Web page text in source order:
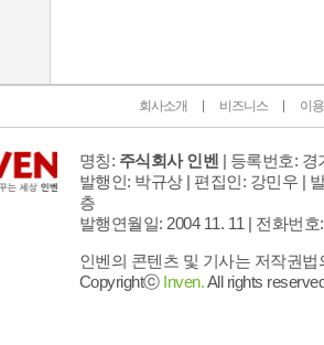
회사소개 비즈니스 이
명칭: 주식회사 인벤 | 등록번호: 경
발행인: 박규상 | 편집인: 강민우 |
층
발행연월일: 2004 11. 11 | 전화번호
인벤의 콘텐츠 및 기사는 저작권
Copyrightⓒ Inven.All rights